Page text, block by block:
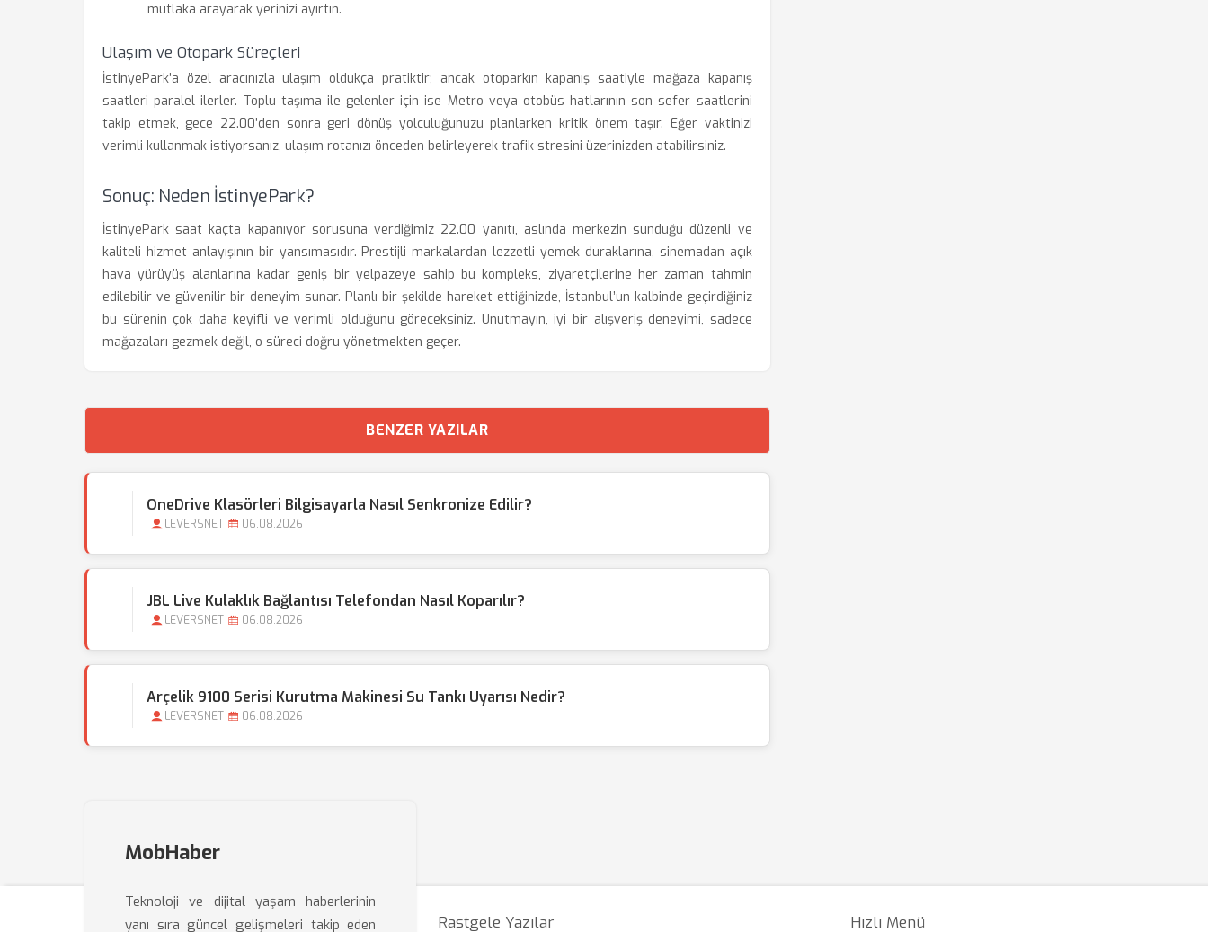
mutlaka arayarak yerinizi ayırtın.
Ulaşım ve Otopark Süreçleri
İstinyePark’a özel aracınızla ulaşım oldukça pratiktir; ancak otoparkın kapanış saatiyle mağaza kapanış
saatleri paralel ilerler. Toplu taşıma ile gelenler için ise Metro veya otobüs hatlarının son sefer saatlerini
takip etmek, gece 22.00’den sonra geri dönüş yolculuğunuzu planlarken kritik önem taşır. Eğer vaktinizi
verimli kullanmak istiyorsanız, ulaşım rotanızı önceden belirleyerek trafik stresini üzerinizden atabilirsiniz.
Sonuç: Neden İstinyePark?
İstinyePark saat kaçta kapanıyor sorusuna verdiğimiz 22.00 yanıtı, aslında merkezin sunduğu düzenli ve
kaliteli hizmet anlayışının bir yansımasıdır. Prestijli markalardan lezzetli yemek duraklarına, sinemadan açık
hava yürüyüş alanlarına kadar geniş bir yelpazeye sahip bu kompleks, ziyaretçilerine her zaman tahmin
edilebilir ve güvenilir bir deneyim sunar. Planlı bir şekilde hareket ettiğinizde, İstanbul’un kalbinde geçirdiğiniz
bu sürenin çok daha keyifli ve verimli olduğunu göreceksiniz. Unutmayın, iyi bir alışveriş deneyimi, sadece
mağazaları gezmek değil, o süreci doğru yönetmekten geçer.
BENZER YAZILAR
OneDrive Klasörleri Bilgisayarla Nasıl Senkronize Edilir?
LEVERSNET 06.08.2026
JBL Live Kulaklık Bağlantısı Telefondan Nasıl Koparılır?
LEVERSNET 06.08.2026
Arçelik 9100 Serisi Kurutma Makinesi Su Tankı Uyarısı Nedir?
LEVERSNET 06.08.2026
MobHaber
Teknoloji ve dijital yaşam haberlerinin
yanı sıra güncel gelişmeleri takip eden
Rastgele Yazılar Hızlı Menü